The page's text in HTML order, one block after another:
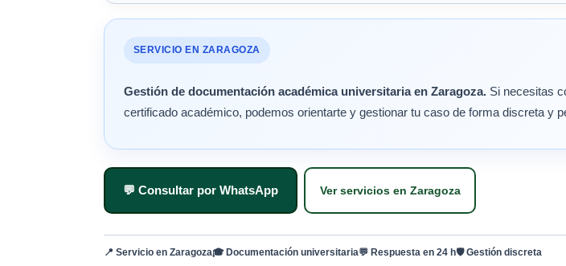
SERVICIO EN ZARAGOZA
Gestión de documentación académica universitaria en Zaragoza. Si necesitas
certificado académico, podemos orientarte y gestionar tu caso de forma discreta y
💬 Consultar por WhatsApp Ver servicios en Zaragoza
📍 Servicio en Zaragoza🎓 Documentación universitaria💬 Respuesta en 24 h🛡 Gestión discreta